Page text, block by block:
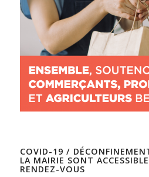
COVID-19 /
LA MAIRIE SONT
RENDEZ-VOUS